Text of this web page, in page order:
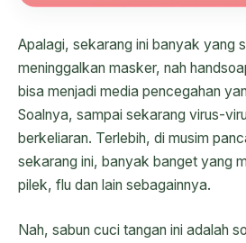
Apalagi, sekarang ini banyak yang
meninggalkan masker, nah
bisa menjadi media pencegahan
Soalnya, sampai sekarang virus-
berkeliaran. Terlebih, di musim
sekarang ini, banyak banget yang
pilek, flu dan lain sebagainnya.
Nah, sabun cuci tangan ini adalah